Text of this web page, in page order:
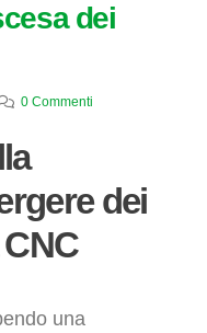
dei
0 Commenti
dei
una